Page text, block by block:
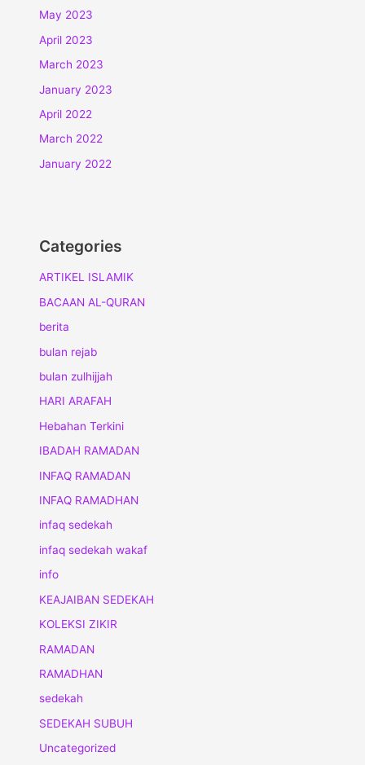
May 2023
April 2023
March 2023
January 2023
April 2022
March 2022
January 2022
Categories
ARTIKEL ISLAMIK
BACAAN AL-QURAN
berita
bulan rejab
bulan zulhijjah
HARI ARAFAH
Hebahan Terkini
IBADAH RAMADAN
INFAQ RAMADAN
INFAQ RAMADHAN
infaq sedekah
infaq sedekah wakaf
info
KEAJAIBAN SEDEKAH
KOLEKSI ZIKIR
RAMADAN
RAMADHAN
sedekah
SEDEKAH SUBUH
Uncategorized